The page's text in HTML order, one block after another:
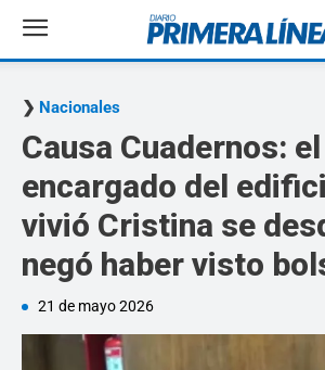
Nacionales
Causa Cuadernos: el
encargado del
vivió Cristina se
negó haber visto
21 de mayo 2026